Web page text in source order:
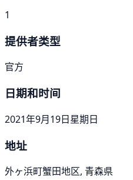
1
提供者类型
官方
日期和时间
2021年9月19日星期日
地址
外ヶ浜町蟹田地区, 青森県